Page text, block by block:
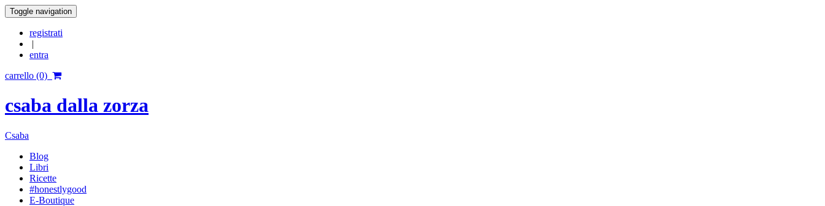
Toggle navigation
registrati
|
entra
carrello (0)
csaba dalla zorza
Csaba
Blog
Libri
Ricette
#honestlygood
E-Boutique